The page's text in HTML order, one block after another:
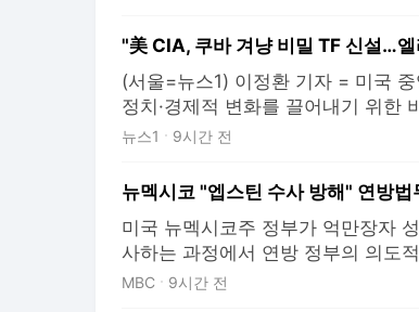
폭발과 가스, 화산재 분출, 용암·암
다며 피해
"美 CIA, 쿠바 겨냥 비밀 TF 신설…
(서울=뉴스1) 이정환 기자 = 미국
정치·경제적 변화를 끌어내기 위한
뉴욕타임스(NYT)가 5일(현지시간)
공작원과 정보 분석가, 사이버 작전
뉴스1 9시간 전
뉴멕시코 "엡스틴 수사 방해" 연방법
미국 뉴멕시코주 정부가 억만장자
사하는 과정에서 연방 정부의 의도
습니다. CNN방송과 NBC방송은 현
MBC 9시간 전